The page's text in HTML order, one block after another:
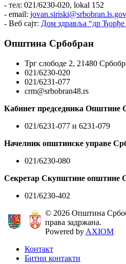
- тел: 021/6230-020, lokal 152
- email:
- Веб сајт: Дом здравља “др Ђорђе
Општина Србобран
Трг слободе 2, 21480
021/6230-020
021/6231-077
crm@srbobran48.rs
Кабинет председника Општине
021/6231-077 и 6231-079
Начелник општинске управе
021/6230-080
Секретар Скупштине општине
021/6230-402
© 2026 Општина
права задржана.
Powered by AXIOM
Контакт
Битни контакти